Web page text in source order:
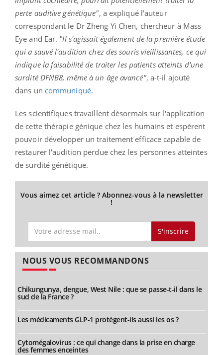
perte auditive génétique", a expliqué l'auteur
correspondant le Dr Zheng Yi Chen, chercheur à Mass
Eye and Ear. "Il s'agissait également de la première étude
qui a sauvé l'audition chez des souris vieillissantes, ce qui
indique la faisabilité de traiter les patients atteints d'une
surdité DFNB8, même à un âge avancé", a-t-il ajouté
dans un communiqué.
Les scientifiques travaillent désormais sur l'application
de cette thérapie génique chez les humains et espèrent
pouvoir développer un traitement efficace capable de
restaurer l'audition perdue chez les personnes atteintes
de surdité génétique.
Vous aimez cet article ? Abonnez-vous à la newsletter
!
S'inscrire
NOUS VOUS RECOMMANDONS
Chikungunya, dengue, West Nile : que se passe-t-il dans le
sud de la France ?
Les médicaments GLP-1 protègent-ils aussi les os ?
Cytomégalovirus : ce qui change dans la prise en charge
des femmes enceintes